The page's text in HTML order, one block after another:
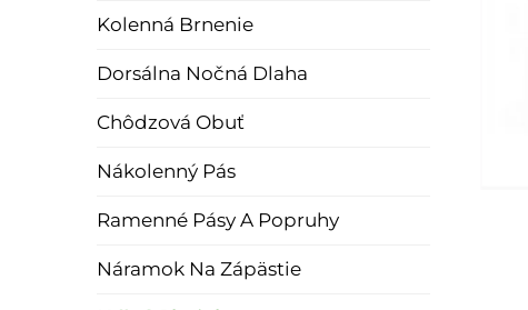
Kolenná Brnenie
Dorsálna Nočná Dlaha
Chôdzová Obuť
Nákolenný Pás
Ramenné Pásy A Popruhy
Náramok Na Zápästie